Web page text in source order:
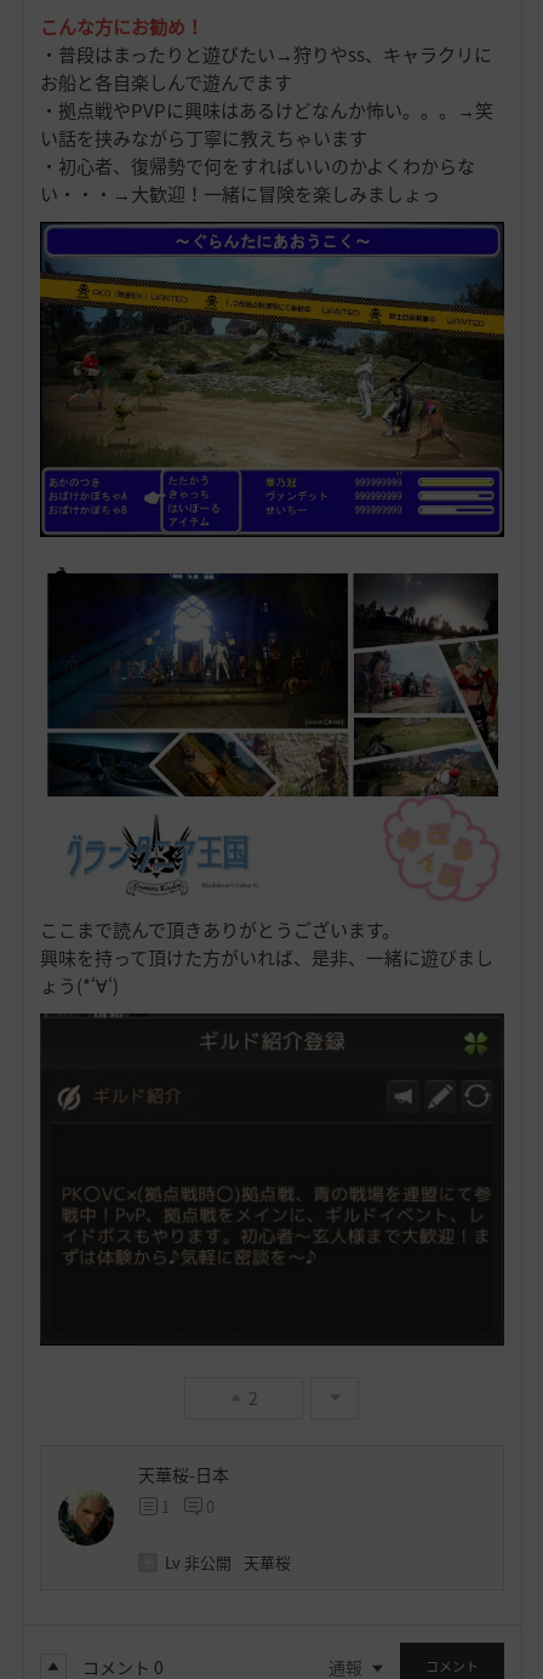
こんな方にお勧め！
・普段はまったりと遊びたい→狩りやss、キャラクリに
お船と各自楽しんで遊んでます
・拠点戦やPVPに興味はあるけどなんか怖い。。。→笑
い話を挟みながら丁寧に教えちゃいます
・初心者、復帰勢で何をすればいいのかよくわからな
い・・・→大歓迎！一緒に冒険を楽しみましょっ
ここまで読んで頂きありがとうございます。
興味を持って頂けた方がいれば、是非、一緒に遊びまし
ょう(*‘∀‘)
2
天華桜-日本
1 0
Lv 非公開 天華桜
コメント 0 通報 コメント